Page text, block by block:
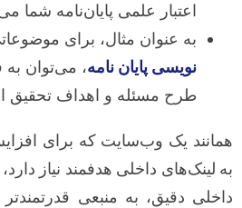
اعتبار علمی پایان‌نامه شما
به عنوان مثال، برای
نویسی پایان نامه، می‌توان
طرح مسئله و اهداف تحقیق
همانند یک وب‌سایت که برای
به لینک‌های داخلی هدفمند نیاز دارد،
داخلی دقیق، به منبعی قدرتمندتر